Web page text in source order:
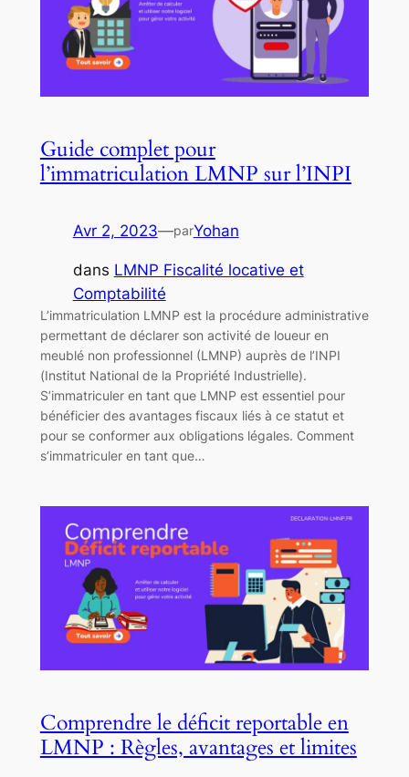
Guide complet pour
l’immatriculation LMNP sur l’INPI
Avr 2, 2023—parYohan
dans LMNP Fiscalité locative et
Comptabilité
L’immatriculation LMNP est la procédure administrative
permettant de déclarer son activité de loueur en
meublé non professionnel (LMNP) auprès de l’INPI
(Institut National de la Propriété Industrielle).
S’immatriculer en tant que LMNP est essentiel pour
bénéficier des avantages fiscaux liés à ce statut et
pour se conformer aux obligations légales. Comment
s’immatriculer en tant que…
Comprendre le déficit reportable en
LMNP : Règles, avantages et limites